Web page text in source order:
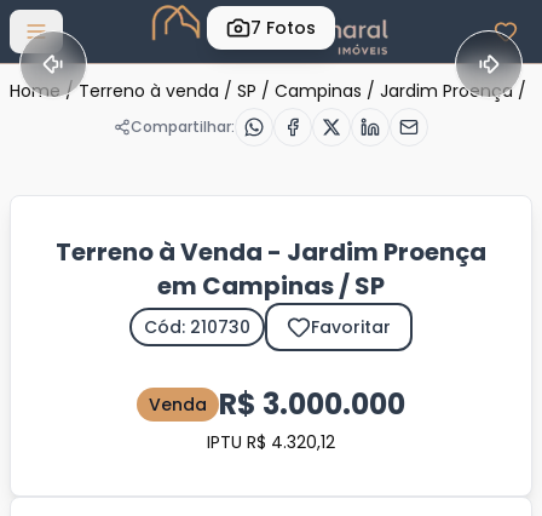
Abrir menu
7 Fotos
Home / Terreno à venda / SP / Campinas / Jardim Proença /
Compartilhar:
Terreno à Venda - Jardim Proença
em Campinas / SP
Cód: 210730 Favoritar
Venda R$ 3.000.000
IPTU R$ 4.320,12